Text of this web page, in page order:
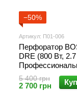
−50%
Артикул: П01-006
Перфоратор
DRE (800 Вт,
Бош
5 400 грн
2 700 грн